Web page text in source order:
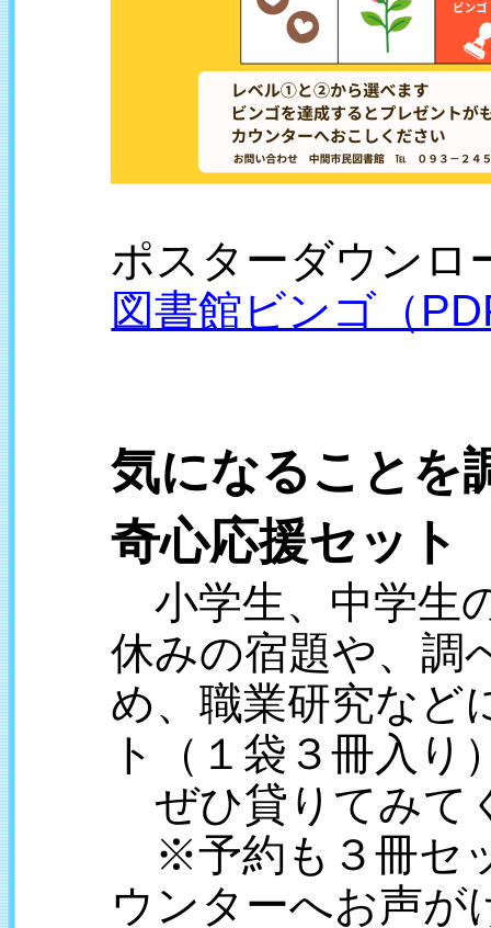
ポスターダウンロ
図書館ビンゴ（
気になることを
奇心応援セット
小学生、中学生
休みの宿題や、調
め、職業研究など
ト（１袋３冊入り
ぜひ貸りてみて
※予約も３冊セ
ウンターへお声が